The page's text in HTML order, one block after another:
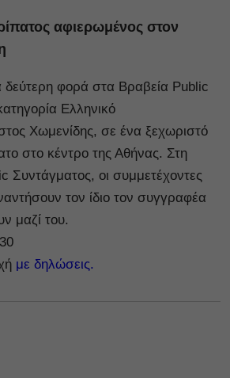
αφιερωμένος στον
δεύτερη φορά στα Βραβεία Public
Ελληνικό
Χωμενίδης, σε ένα ξεχωριστό
στο κέντρο της Αθήνας. Στη
Συντάγματος, οι συμμετέχοντες
τον ίδιο τον συγγραφέα
μαζί του.
με δηλώσεις.